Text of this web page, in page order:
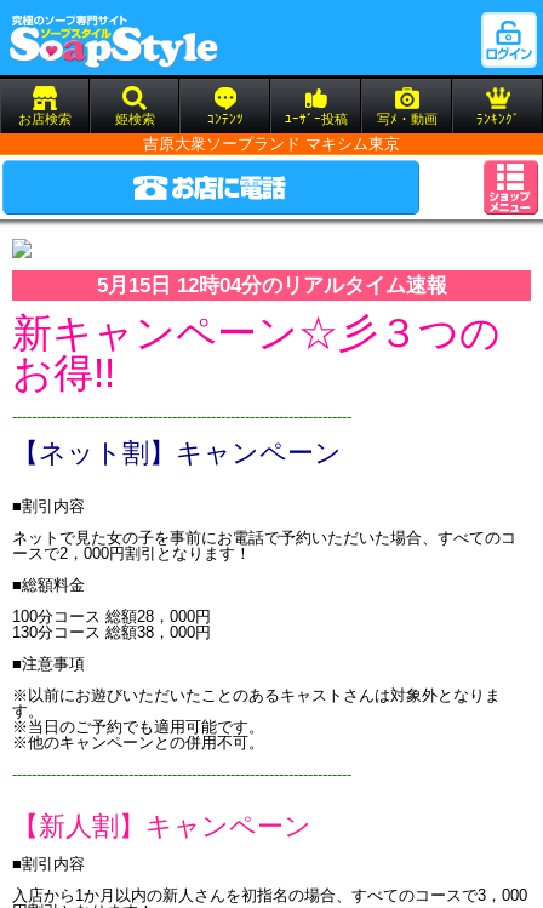
お店検索 姫検索 ｺﾝﾃﾝﾂ ﾕｰｻﾞｰ投稿 写ﾒ・動画 ﾗﾝｷﾝｸﾞ
吉原大衆ソープランド マキシム東京
5月15日 12時04分のリアルタイム速報
新キャンペーン☆彡３つの
お得!!
----------------------------------------------------------------------
【ネット割】キャンペーン
■割引内容
ネットで見た女の子を事前にお電話で予約いただいた場合、すべてのコ
ースで2，000円割引となります！
■総額料金
100分コース 総額28，000円
130分コース 総額38，000円
■注意事項
※以前にお遊びいただいたことのあるキャストさんは対象外となりま
す。
※当日のご予約でも適用可能です。
※他のキャンペーンとの併用不可。
----------------------------------------------------------------------
【新人割】キャンペーン
■割引内容
入店から1か月以内の新人さんを初指名の場合、すべてのコースで3，000